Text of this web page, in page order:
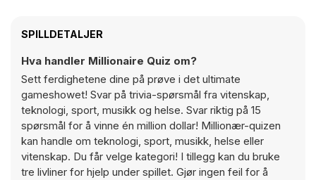
SPILLDETALJER
Hva handler Millionaire Quiz om?
Sett ferdighetene dine på prøve i det ultimate
gameshowet! Svar på trivia-spørsmål fra vitenskap,
teknologi, sport, musikk og helse. Svar riktig på 15
spørsmål for å vinne én million dollar! Millionær-quizen
kan handle om teknologi, sport, musikk, helse eller
vitenskap. Du får velge kategori! I tillegg kan du bruke
tre livliner for hjelp under spillet. Gjør ingen feil for å